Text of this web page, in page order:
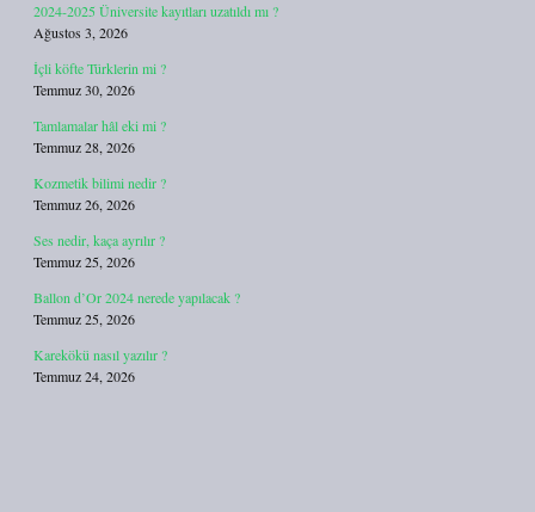
2024-2025 Üniversite kayıtları uzatıldı mı ?
Ağustos 3, 2026
İçli köfte Türklerin mi ?
Temmuz 30, 2026
Tamlamalar hâl eki mi ?
Temmuz 28, 2026
Kozmetik bilimi nedir ?
Temmuz 26, 2026
Ses nedir, kaça ayrılır ?
Temmuz 25, 2026
Ballon d’Or 2024 nerede yapılacak ?
Temmuz 25, 2026
Karekökü nasıl yazılır ?
Temmuz 24, 2026